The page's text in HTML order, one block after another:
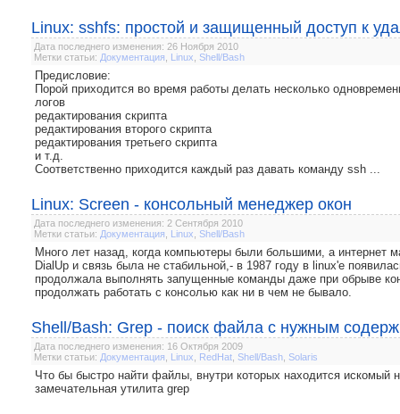
Linux: sshfs: простой и защищенный доступ к
Дата последнего изменения: 26 Ноября 2010
Метки статьи: Документация Linux Shell/Bash
Предисловие:
Порой приходится во время работы делать несколько
логов
редактирования скрипта
редактирования второго скрипта
редактирования третьего скрипта
и т.д.
Соответственно приходится каждый раз давать команду ssh ...
Linux: Screen - консольный менеджер окон
Дата последнего изменения: 2 Сентября 2010
Метки статьи: Документация Linux Shell/Bash
Много лет назад, когда компьютеры были большими, а интернет
DialUp и связь была не стабильной,- в 1987 году в linux'е
продолжала выполнять запущенные команды даже при обрыве
продолжать работать с консолью как ни в чем не бывало.
Shell/Bash: Grep - поиск файла с нужным
Дата последнего изменения: 16 Октября 2009
Метки статьи: Документация Linux RedHat Shell/Bash Solaris
Что бы быстро найти файлы, внутри которых находится искомый
замечательная утилита grep